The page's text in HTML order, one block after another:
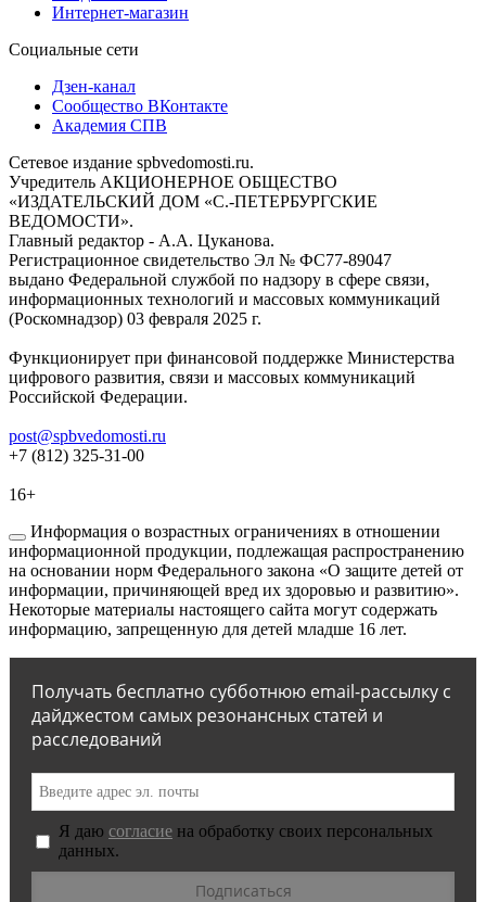
Интернет-магазин
Социальные сети
Дзен-канал
Сообщество ВКонтакте
Академия СПВ
Сетевое издание spbvedomosti.ru.
Учредитель АКЦИОНЕРНОЕ ОБЩЕСТВО
«ИЗДАТЕЛЬСКИЙ ДОМ «С.-ПЕТЕРБУРГСКИЕ
ВЕДОМОСТИ».
Главный редактор - А.А. Цуканова.
Регистрационное свидетельство Эл № ФС77-89047
выдано Федеральной службой по надзору в сфере связи,
информационных технологий и массовых коммуникаций
(Роскомнадзор) 03 февраля 2025 г.
Функционирует при финансовой поддержке Министерства
цифрового развития, связи и массовых коммуникаций
Российской Федерации.
post@spbvedomosti.ru
+7 (812) 325-31-00
16+
Информация о возрастных ограничениях в отношении
информационной продукции, подлежащая распространению
на основании норм Федерального закона «О защите детей от
информации, причиняющей вред их здоровью и развитию».
Некоторые материалы настоящего сайта могут содержать
информацию, запрещенную для детей младше 16 лет.
Получать бесплатно субботнюю email-рассылку с
дайджестом самых резонансных статей и
расследований
Я даю согласие на обработку своих персональных
данных.